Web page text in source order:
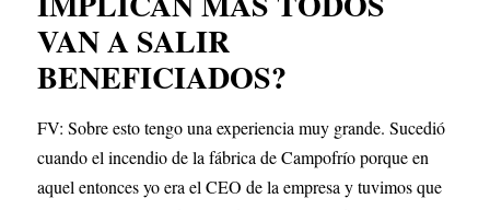
VAN A SALIR
BENEFICIADOS?
FV: Sobre esto tengo una experiencia muy grande. Sucedió
cuando el incendio de la fábrica de Campofrío porque en
aquel entonces yo era el CEO de la empresa y tuvimos que